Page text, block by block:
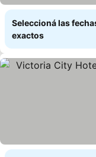
Seleccioná las
exactos